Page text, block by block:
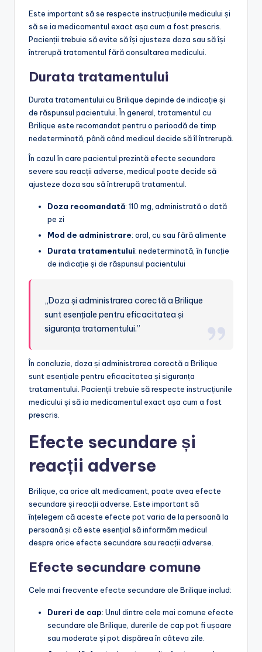
Este important să se respecte instrucțiunile medicului și
să se ia medicamentul exact așa cum a fost prescris.
Pacienții trebuie să evite să își ajusteze doza sau să își
întrerupă tratamentul fără consultarea medicului.
Durata tratamentului
Durata tratamentului cu Brilique depinde de indicație și
de răspunsul pacientului. În general, tratamentul cu
Brilique este recomandat pentru o perioadă de timp
nedeterminată, până când medicul decide să îl întrerupă.
În cazul în care pacientul prezintă efecte secundare
severe sau reacții adverse, medicul poate decide să
ajusteze doza sau să întrerupă tratamentul.
Doza recomandată: 110 mg, administrată o dată
pe zi
Mod de administrare: oral, cu sau fără alimente
Durata tratamentului: nedeterminată, în funcție
de indicație și de răspunsul pacientului
„Doza și administrarea corectă a Brilique
sunt esențiale pentru eficacitatea și
siguranța tratamentului.”
În concluzie, doza și administrarea corectă a Brilique
sunt esențiale pentru eficacitatea și siguranța
tratamentului. Pacienții trebuie să respecte instrucțiunile
medicului și să ia medicamentul exact așa cum a fost
prescris.
Efecte secundare și
reacții adverse
Brilique, ca orice alt medicament, poate avea efecte
secundare și reacții adverse. Este important să
înțelegem că aceste efecte pot varia de la persoană la
persoană și că este esențial să informăm medicul
despre orice efecte secundare sau reacții adverse.
Efecte secundare comune
Cele mai frecvente efecte secundare ale Brilique includ:
Dureri de cap: Unul dintre cele mai comune efecte
secundare ale Brilique, durerile de cap pot fi ușoare
sau moderate și pot dispărea în câteva zile.